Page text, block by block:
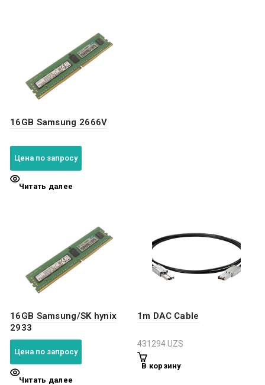
16GB Samsung 2666V
Цена по запросу
Читать далее
16GB Samsung/SK hynix
2933
Цена по запросу
Читать далее
1m DAC Cable
431294UZS
В корзину